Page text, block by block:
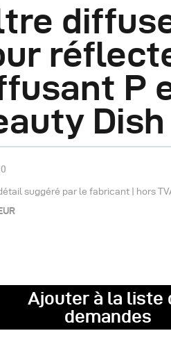
P
Dish
suggéré par le fabricant | hors
Ajouter à la liste
demandes